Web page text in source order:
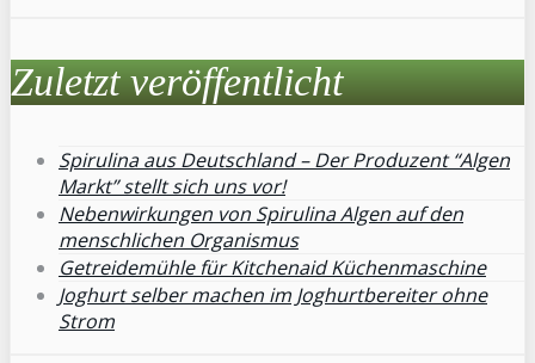
Zuletzt veröffentlicht
Spirulina aus Deutschland – Der Produzent “Algen
Markt” stellt sich uns vor!
Nebenwirkungen von Spirulina Algen auf den
menschlichen Organismus
Getreidemühle für Kitchenaid Küchenmaschine
Joghurt selber machen im Joghurtbereiter ohne
Strom